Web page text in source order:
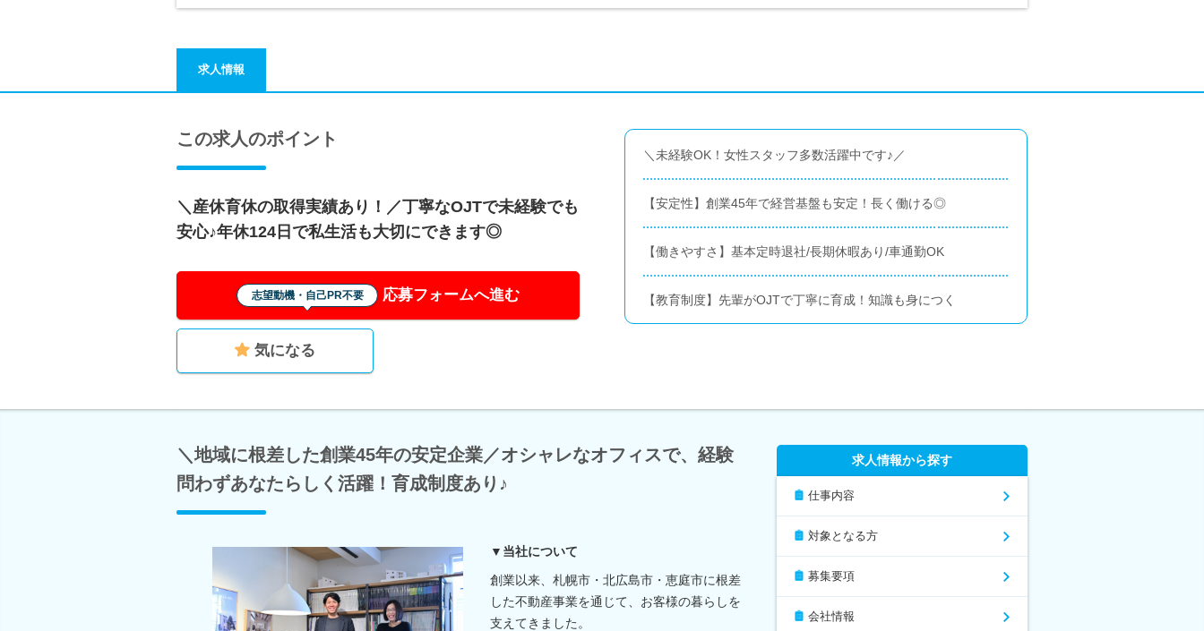
求人情報
この求人のポイント
＼産休育休の取得実績あり！／丁寧なOJTで未経験でも
安心♪年休124日で私生活も大切にできます◎
志望動機・自己PR不要 応募フォームへ進む
気になる
＼未経験OK！女性スタッフ多数活躍中です♪／
【安定性】創業45年で経営基盤も安定！長く働ける◎
【働きやすさ】基本定時退社/長期休暇あり/車通勤OK
【教育制度】先輩がOJTで丁寧に育成！知識も身につく
＼地域に根差した創業45年の安定企業／オシャレなオフィスで、経験
問わずあなたらしく活躍！育成制度あり♪
▼当社について
創業以来、札幌市・北広島市・恵庭市に根差
した不動産事業を通じて、お客様の暮らしを
支えてきました。
求人情報から探す
仕事内容
対象となる方
募集要項
会社情報